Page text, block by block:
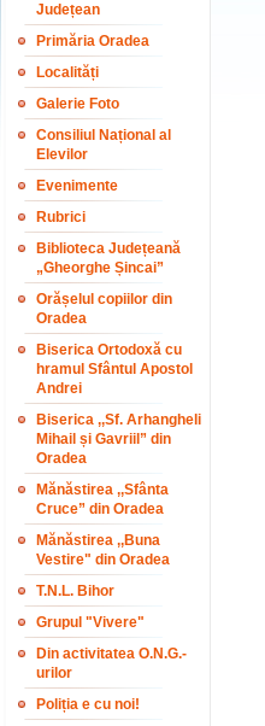
Județean
Primăria Oradea
Localități
Galerie Foto
Consiliul Național al
Elevilor
Evenimente
Rubrici
Biblioteca Județeană
„Gheorghe Șincai”
Orășelul copiilor din
Oradea
Biserica Ortodoxă cu
hramul Sfântul Apostol
Andrei
Biserica ,,Sf. Arhangheli
Mihail și Gavriil” din
Oradea
Mănăstirea ,,Sfânta
Cruce” din Oradea
Mănăstirea ,,Buna
Vestire" din Oradea
T.N.L. Bihor
Grupul "Vivere"
Din activitatea O.N.G.-
urilor
Poliția e cu noi!